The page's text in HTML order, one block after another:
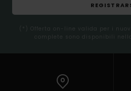
(*) Offerta on-line valida per i
complete sono disponibili